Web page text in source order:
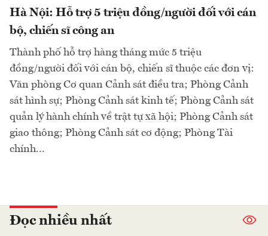
Hà Nội: Hỗ trợ 5 triệu đồng/người đối với cán
bộ, chiến sĩ công an
Thành phố hỗ trợ hàng tháng mức 5 triệu
đồng/người đối với cán bộ, chiến sĩ thuộc các đơn vị:
Văn phòng Cơ quan Cảnh sát điều tra; Phòng Cảnh
sát hình sự; Phòng Cảnh sát kinh tế; Phòng Cảnh sát
quản lý hành chính về trật tự xã hội; Phòng Cảnh sát
giao thông; Phòng Cảnh sát cơ động; Phòng Tài
chính...
Đọc nhiều nhất